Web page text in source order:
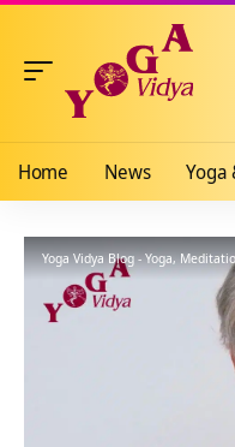
Home News Yoga
Yoga Vidya Blog - Yoga,